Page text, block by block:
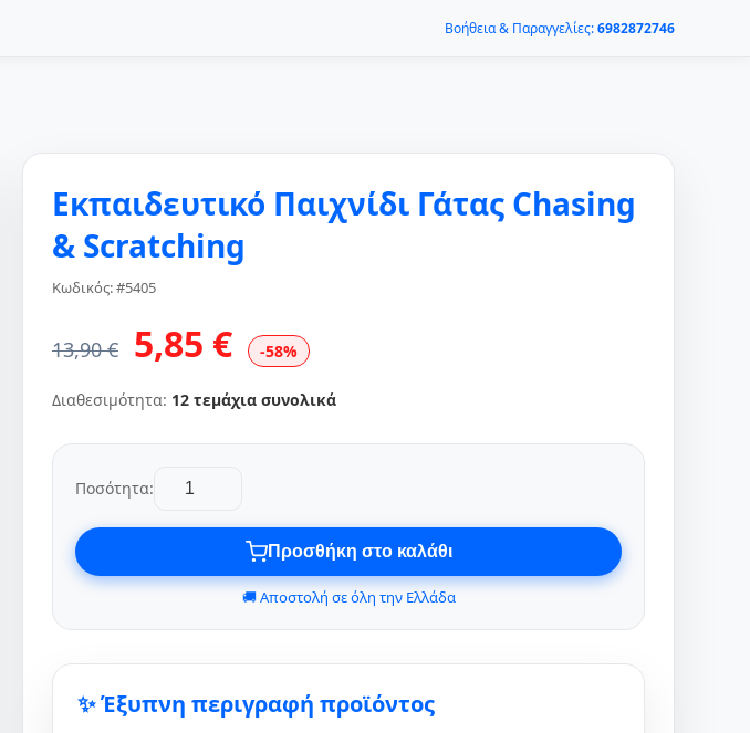
Βοήθεια & Παραγγελίες:6982872746
Εκπαιδευτικό Παιχνίδι Γάτας Chasing
& Scratching
Κωδικός: #5405
13,90 € 5,85 € -58%
Διαθεσιμότητα: 12 τεμάχια συνολικά
Ποσότητα:
Προσθήκη στο καλάθι
🚚 Αποστολή σε όλη την Ελλάδα
✨ Έξυπνη περιγραφή προϊόντος